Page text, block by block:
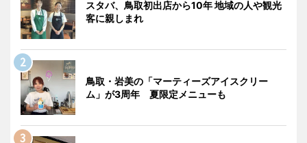
スタバ、鳥取初出店から10年 地域の人や観光
客に親しまれ
鳥取・岩美の「マーティーズアイスクリー
ム」が3周年 夏限定メニューも